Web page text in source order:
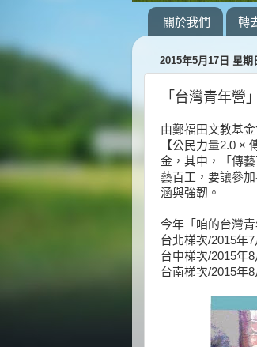
關於我們 轉
2015年5月17日 星期
「台灣青年營
由鄭福田文教基
【公民力量2.0 ×
金，其中，「傳
藝百工，要讓參
涵與強韌。
今年「咱的台灣
台北梯次/2015年
台中梯次/2015年
台南梯次/2015年